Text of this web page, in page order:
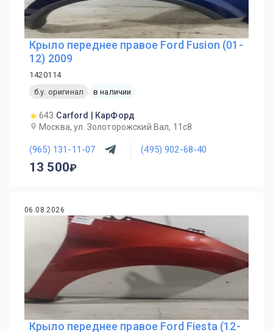
Крыло переднее правое Ford Fusion (01-
12) 2009
1420114
б.у. оригинал
в наличии
643 Carford | КарФорд
Москва, ул. Золоторожский Вал, 11с8
(965) 131-11-07 (495) 902-68-40
13 500
06.08.2026
Крыло переднее правое Ford Fiesta (12-